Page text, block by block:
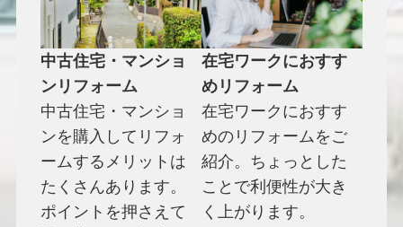
中古住宅・マンショ
ンリフォーム
中古住宅・マンショ
ンを購入してリフォ
ームするメリットは
たくさんあります。
ポイントを押さえて
在宅ワークにおすす
めリフォーム
在宅ワークにおすす
めのリフォームをご
紹介。ちょっとした
ことで利便性が大き
く上がります。